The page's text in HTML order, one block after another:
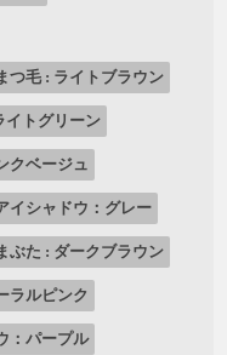
つ毛 : ライトブラウン
イトグリーン
クベージュ
イシャドウ：グレー
ぶた : ダークブラウン
ラルピンク
：パープル